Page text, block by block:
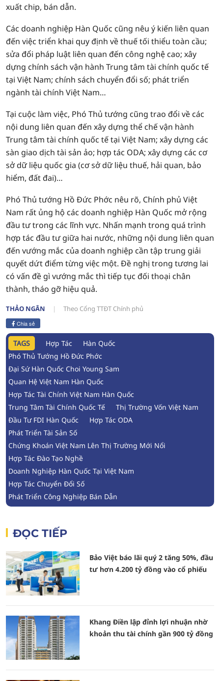
xuất chip, bán dẫn.
Các doanh nghiệp Hàn Quốc cũng nêu ý kiến liên quan
đến việc triển khai quy định về thuế tối thiểu toàn cầu;
sửa đổi pháp luật liên quan đến công nghệ cao; xây
dựng chính sách vận hành Trung tâm tài chính quốc tế
tại Việt Nam; chính sách chuyển đổi số; phát triển
ngành tài chính Việt Nam…
Tại cuộc làm việc, Phó Thủ tướng cũng trao đổi về các
nội dung liên quan đến xây dựng thể chế vận hành
Trung tâm tài chính quốc tế tại Việt Nam; xây dựng các
sàn giao dịch tài sản ảo; hợp tác ODA; xây dựng các cơ
sở dữ liệu quốc gia (cơ sở dữ liệu thuế, hải quan, bảo
hiểm, đất đai)…
Phó Thủ tướng Hồ Đức Phớc nêu rõ, Chính phủ Việt
Nam rất ủng hộ các doanh nghiệp Hàn Quốc mở rộng
đầu tư trong các lĩnh vực. Nhấn mạnh trong quá trình
hợp tác đầu tư giữa hai nước, những nội dung liên quan
đến vướng mắc của doanh nghiệp cần tập trung giải
quyết dứt điểm từng việc một. Đề nghị trong tương lai
có vấn đề gì vướng mắc thì tiếp tục đối thoại chân
thành, tháo gỡ hiệu quả.
THẢO NGÂN Theo Cổng TTĐT Chính phủ
Chia sẻ
TAGS Hợp Tác
Hàn Quốc
Phó Thủ Tướng Hồ Đức Phớc
Đại Sứ Hàn Quốc Choi Young Sam
Quan Hệ Việt Nam Hàn Quốc
Hợp Tác Tài Chính Việt Nam Hàn Quốc
Trung Tâm Tài Chính Quốc Tế
Thị Trường Vốn Việt Nam
Đầu Tư FDI Hàn Quốc
Hợp Tác ODA
Phát Triển Tài Sản Số
Chứng Khoán Việt Nam Lên Thị Trường Mới Nổi
Hợp Tác Đào Tạo Nghề
Doanh Nghiệp Hàn Quốc Tại Việt Nam
Hợp Tác Chuyển Đổi Số
Phát Triển Công Nghiệp Bán Dẫn
ĐỌC TIẾP
Bảo Việt báo lãi quý 2 tăng 50%, đầu
tư hơn 4.200 tỷ đồng vào cổ phiếu
Khang Điền lập đỉnh lợi nhuận nhờ
khoản thu tài chính gần 900 tỷ đồng